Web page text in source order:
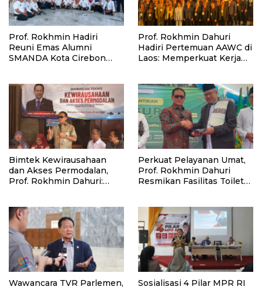
Prof. Rokhmin Hadiri
Reuni Emas Alumni
SMANDA Kota Cirebon
Prof. Rokhmin Dahuri
Hadiri Pertemuan AAWC di
Laos: Memperkuat Kerja
Bimtek Kewirausahaan
dan Akses Permodalan,
Prof. Rokhmin Dahuri:
Benar-benar
Meningkatkan
Kesejahteraan Nelayan
Perkuat Pelayanan Umat,
Prof. Rokhmin Dahuri
Resmikan Fasilitas Toilet
Wawancara TVR Parlemen,
Sosialisasi 4 Pilar MPR RI